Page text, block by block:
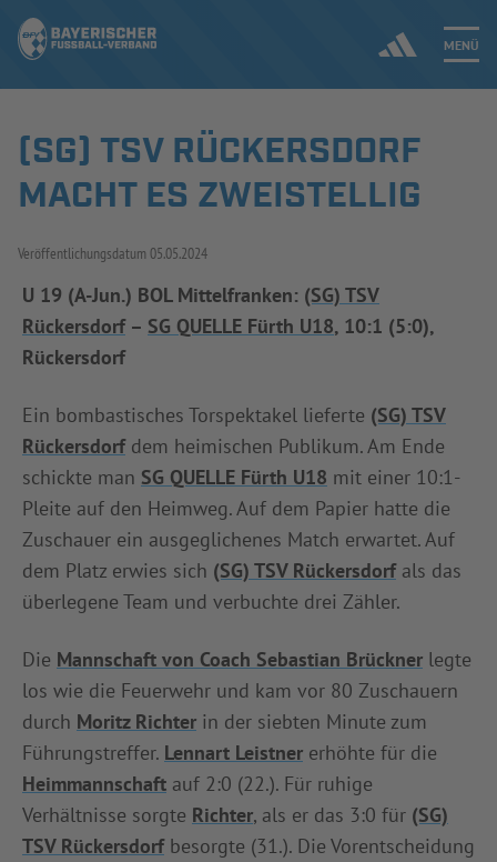
MENÜ
Jetzt einloggen
SPIELBETRIEB & VERBANDSLEBEN
DER VERBAND
SPIELPLUS
(SG) TSV RÜCKERSDORF
MACHT ES ZWEISTELLIG
Veröffentlichungsdatum 05.05.2024
U 19 (A-Jun.) BOL Mittelfranken: (SG) TSV
Rückersdorf– SG QUELLE Fürth U18, 10:1 (5:0),
Rückersdorf
Ein bombastisches Torspektakel lieferte (SG) TSV
Rückersdorfdem heimischen Publikum. Am Ende
schickte man SG QUELLE Fürth U18 mit einer 10:1-
Pleite auf den Heimweg. Auf dem Papier hatte die
Zuschauer ein ausgeglichenes Match erwartet. Auf
dem Platz erwies sich (SG) TSV Rückersdorfals das
überlegene Team und verbuchte drei Zähler.
Die Mannschaft von Coach Sebastian Brückner legte
los wie die Feuerwehr und kam vor 80 Zuschauern
durch Moritz Richter in der siebten Minute zum
Führungstreffer. Lennart Leistner erhöhte für die
Heimmannschaft auf 2:0 (22.). Für ruhige
Verhältnisse sorgte Richter, als er das 3:0 für (SG)
TSV Rückersdorfbesorgte (31.). Die Vorentscheidung